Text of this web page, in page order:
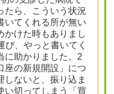
たら、こういう状況
いてくれる所が無い
かけた時もありまし
び、やっと書いてく
に助かりました。2
座の新規開設」につ
しないと、振り込ま
い切ってしまう「買